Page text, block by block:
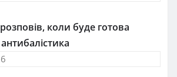
коли буде готова